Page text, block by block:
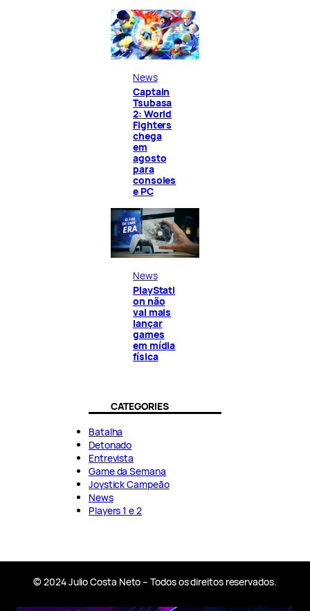
News
Captain
Tsubasa
2: World
Fighters
chega
em
agosto
para
consoles
e PC
News
PlayStati
on não
vai mais
lançar
games
em mídia
física
CATEGORIES
Batalha
Detonado
Entrevista
Game da Semana
Joystick Campeão
News
Players 1 e 2
© 2024 Julio Costa Neto – Todos os direitos reservados.